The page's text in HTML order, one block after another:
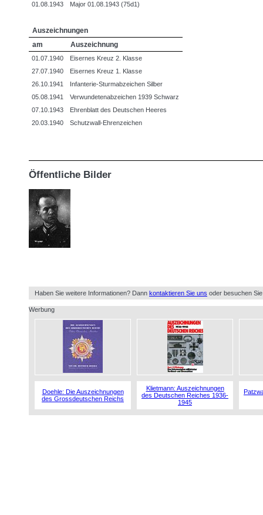
01.08.1943
Major 01.08.1943 (75d1)
Auszeichnungen
am
Auszeichnung
01.07.1940
Eisernes Kreuz 2. Klasse
27.07.1940
Eisernes Kreuz 1. Klasse
26.10.1941
Infanterie-Sturmabzeichen Silber
05.08.1941
Verwundetenabzeichen 1939 Schwarz
07.10.1943
Ehrenblatt des Deutschen Heeres
20.03.1940
Schutzwall-Ehrenzeichen
Öffentliche Bilder
Haben Sie weitere Informationen? Dann kontaktieren Sie uns oder besuchen
Werbung
Doehle: Die Auszeichnungen
des Grossdeutschen Reichs
Klietmann: Auszeichnungen
des Deutschen Reiches 1936-
1945